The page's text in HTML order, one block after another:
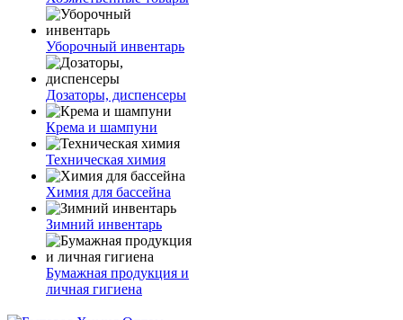
Уборочный инвентарь
Дозаторы, диспенсеры
Крема и шампуни
Техническая химия
Химия для бассейна
Зимний инвентарь
Бумажная продукция и
личная гигиена